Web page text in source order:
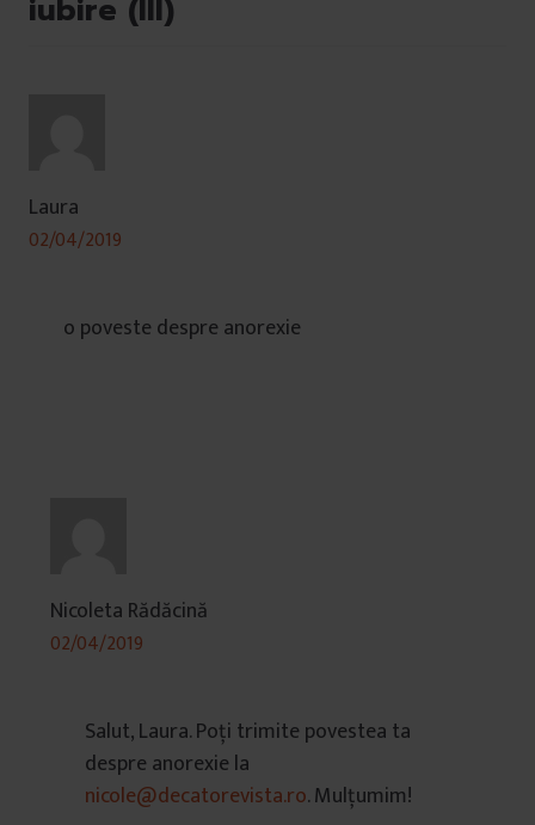
iubire (III)
Laura
02/04/2019
o poveste despre anorexie
Nicoleta Rădăcină
02/04/2019
Salut, Laura. Poți trimite povestea ta
despre anorexie la
nicole@decatorevista.ro. Mulțumim!